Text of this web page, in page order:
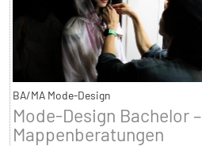
BA/MA Mode-Design
Mode-Design Bachelor –
Mappenberatungen